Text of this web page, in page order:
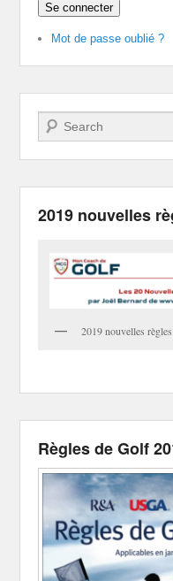
Se connecter
Mot de passe oublié ?
Recherche
2019 nouvelles
2019 nouvelles règles
Règles de Golf